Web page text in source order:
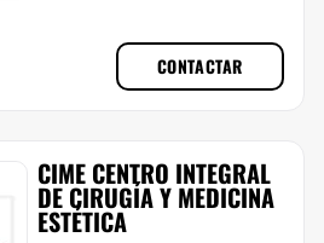
CONTACTAR
CIME CENTRO INTEGRAL
DE CIRUGÍA Y MEDICINA
ESTÉTICA